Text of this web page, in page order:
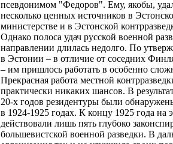
псевдонимом "Федоров". Ему, якобы,
несколько ценных источников в
министерстве и в Эстонской
Однако полоса удач русской военной
направлении длилась недолго. По
в Эстонии – в отличие от соседних
– им пришлось работать в особенно
Прекрасная работа местной
практически никаких шансов. В
20-х годов резидентуры были
в 1924-1925 годах. К концу 1925 года на
действовали лишь пять глубоко
большевистской военной разведки. В